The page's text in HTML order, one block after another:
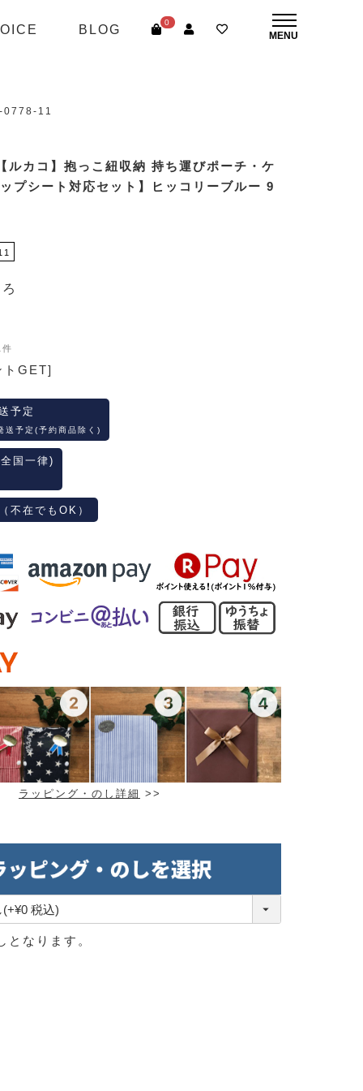
BLOG
0
0778-11
ルカコ】抱っこ紐収納 持ち運びポーチ・ケ
プシート対応セット】ヒッコリーブルー 9
件
トGET]
予定
送予定(予約商品除く)
国一律)
不在でもOK）
ラッピング・のし詳細 >>
となります。